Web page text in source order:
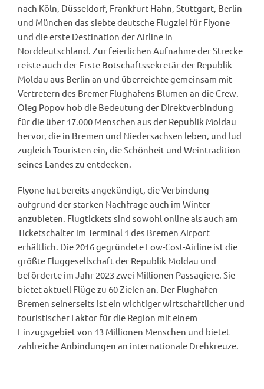
nach Köln, Düsseldorf, Frankfurt-Hahn, Stuttgart, Berlin
und München das siebte deutsche Flugziel für Flyone
und die erste Destination der Airline in
Norddeutschland. Zur feierlichen Aufnahme der Strecke
reiste auch der Erste Botschaftssekretär der Republik
Moldau aus Berlin an und überreichte gemeinsam mit
Vertretern des Bremer Flughafens Blumen an die Crew.
Oleg Popov hob die Bedeutung der Direktverbindung
für die über 17.000 Menschen aus der Republik Moldau
hervor, die in Bremen und Niedersachsen leben, und lud
zugleich Touristen ein, die Schönheit und Weintradition
seines Landes zu entdecken.
Flyone hat bereits angekündigt, die Verbindung
aufgrund der starken Nachfrage auch im Winter
anzubieten. Flugtickets sind sowohl online als auch am
Ticketschalter im Terminal 1 des Bremen Airport
erhältlich. Die 2016 gegründete Low-Cost-Airline ist die
größte Fluggesellschaft der Republik Moldau und
beförderte im Jahr 2023 zwei Millionen Passagiere. Sie
bietet aktuell Flüge zu 60 Zielen an. Der Flughafen
Bremen seinerseits ist ein wichtiger wirtschaftlicher und
touristischer Faktor für die Region mit einem
Einzugsgebiet von 13 Millionen Menschen und bietet
zahlreiche Anbindungen an internationale Drehkreuze.